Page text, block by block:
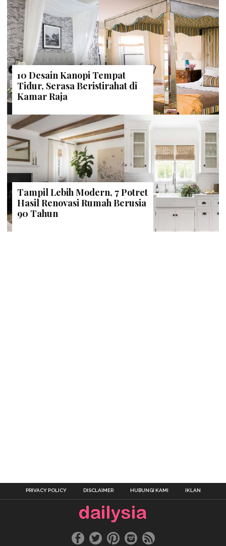
10 Desain Kanopi Tempat
Tidur, Serasa Beristirahat di
Kamar Raja
Tampil Lebih Modern, 7 Potret
Hasil Renovasi Rumah Berusia
90 Tahun
PRIVACY POLICY DISCLAIMER HUBUNGI KAMI IKLAN